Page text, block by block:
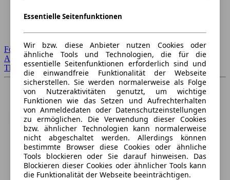
Forum Startseite
Alle Auto-Foren
Themen-Forum
Essentielle Seitenfunktionen
Wir bzw. diese Anbieter nutzen Cookies oder
ähnliche Tools und Technologien, die für die
essentielle Seitenfunktionen erforderlich sind und
die einwandfreie Funktionalität der Webseite
sicherstellen. Sie werden normalerweise als Folge
von Nutzeraktivitäten genutzt, um wichtige
Funktionen wie das Setzen und Aufrechterhalten
von Anmeldedaten oder Datenschutzeinstellungen
zu ermöglichen. Die Verwendung dieser Cookies
bzw. ähnlicher Technologien kann normalerweise
nicht abgeschaltet werden. Allerdings können
bestimmte Browser diese Cookies oder ähnliche
Tools blockieren oder Sie darauf hinweisen. Das
Blockieren dieser Cookies oder ähnlicher Tools kann
die Funktionalität der Webseite beeinträchtigen.